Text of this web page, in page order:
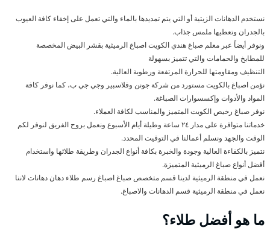
نستخدم الدهانات الزيتية أو التي يتم تمديدها بالماء والتي تعمل على إخفاء كافة العيوب
بالجدران وتعطيها ملمس جذاب.
ونوفر أيضاً عبر معلم صباغ هندي الكويت اصباغ الرميثية بقشر البيض المخصصة
للمطابخ والحمامات والتي تتميز بسهولة
التنظيف ومقاومتها للحرارة المرتفعة ورطوبة العالية.
نؤمن اصباغ بالكويت مستورد من شركة جونن وفلاسبير وجي جي ب، كما نوفر كافة
المواد والأدوات وإكسسوارات الصباغة.
نوفر صباغ رخيص الكويت المتميز والمناسب لكافة العملاء.
خدماتنا متوافرة على مدار ٢٤ ساعة وطيلة أيام الأسبوع ونعمل بروح الفريق لنوفر لكم
الوقت والجهد ونسلم أعمالنا في التوقيت المحدد.
نتميز بالكفاءة العالية وجودة والخبرة بكافة أنواع الجدران وطريقة طلائها واستخدام
أفضل أنواع صباغ الرميثية المتميزة.
نعمل في منطقة الرميثية لدينا قسم متخصص صباغ اصباغ رسم طلاء دهان دهانات لاننا
نعمل في منطقة الرميثية قسم الدهانات والاصباغ.
ما هو أفضل طلاء؟